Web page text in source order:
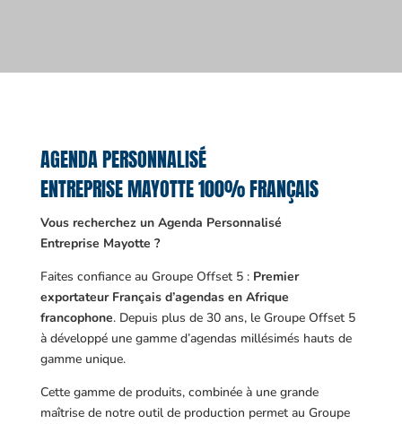
AGENDA PERSONNALISÉ
ENTREPRISE MAYOTTE 100% FRANÇAIS
Vous recherchez un Agenda Personnalisé
Entreprise Mayotte ?
Faites confiance au Groupe Offset 5 : Premier
exportateur Français d’agendas en Afrique
francophone. Depuis plus de 30 ans, le Groupe Offset 5
à développé une gamme d’agendas millésimés hauts de
gamme unique.
Cette gamme de produits, combinée à une grande
maîtrise de notre outil de production permet au Groupe